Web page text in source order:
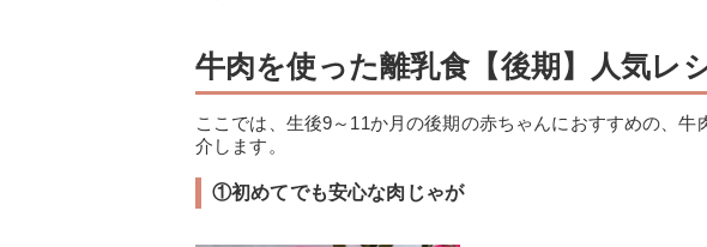
牛肉を使った離乳食【後期】人気レ
ここでは、生後9～11か月の後期の赤ちゃんにおすすめの、
介します。
①初めてでも安心な肉じゃが